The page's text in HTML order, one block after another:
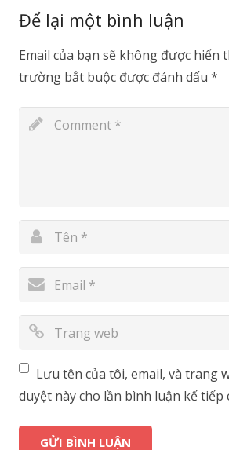
Để lại một bình luận
Email của bạn sẽ không được hiển
trường bắt buộc được đánh dấu *
Lưu tên của tôi, email, và trang
duyệt này cho lần bình luận kế tiếp